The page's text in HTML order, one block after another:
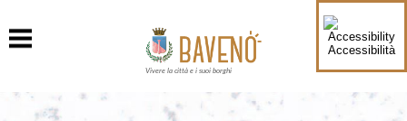
Accessibilità
Vivere la città e i suoi borghi